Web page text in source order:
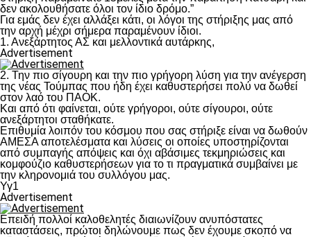
δεν ακολουθήσατε όλοι τον ίδιο δρόμο.”
Για εμάς δεν έχει αλλάξει κάτι, οι λόγοι της στήριξης μας από
την αρχή μέχρι σήμερα παραμένουν ίδιοι.
1. Ανεξάρτητος ΑΣ και μελλοντικά αυτάρκης,
Advertisement
2. Την πιο σίγουρη και την πιο γρήγορη λύση για την ανέγερση
της νέας Τούμπας που ήδη έχει καθυστερήσει πολύ να δωθεί
στον λαό του ΠΑΟΚ.
Και από ότι φαίνεται, ούτε γρήγοροι, ούτε σίγουροι, ούτε
ανεξάρτητοι σταθήκατε.
Επιθυμία λοιπόν του κόσμου που σας στήριξε είναι να δωθούν
ΑΜΕΣΑ αποτελέσματα και λύσεις οι οποίες υποστηρίζονται
από συμπαγής απόψεις και όχι αβάσιμες τεκμηριώσεις και
κομφούζιο καθυστερήσεων για το τι πραγματικά συμβαίνει με
την κληρονομιά του συλλόγου μας.
Υγ1
Advertisement
Επειδή πολλοί καλοθελητές διαιωνίζουν ανυπόστατες
καταστάσεις, πρώτοι δηλώνουμε πως δεν έχουμε σκοπό να